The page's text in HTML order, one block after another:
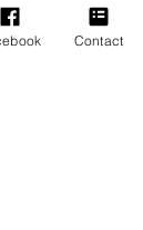
Contact